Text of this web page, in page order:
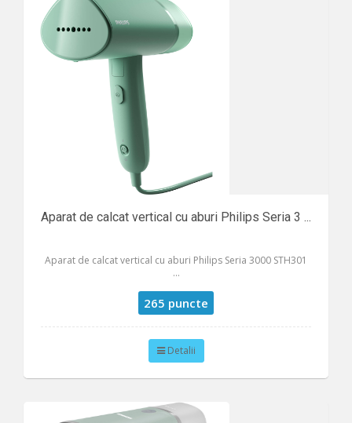
Aparat de calcat vertical cu aburi Philips Seria 3 ...
Aparat de calcat vertical cu aburi Philips Seria 3000 STH301
...
265 puncte
Detalii